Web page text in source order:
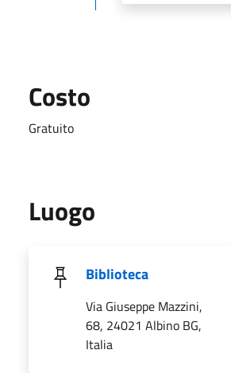
Costo
Gratuito
Luogo
Biblioteca
Via Giuseppe Mazzini,
68, 24021 Albino BG,
Italia